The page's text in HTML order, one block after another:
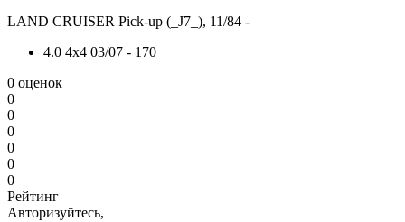
LAND CRUISER Pick-up (_J7_), 11/84 -
4.0 4x4 03/07 - 170
0 оценок
0
0
0
0
0
0
Рейтинг
Авторизуйтесь,